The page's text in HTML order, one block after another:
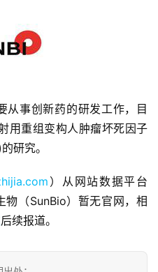
从事创新药的研发工作，目
用重组变构人肿瘤坏死因子
研究。
）从网站数据平台
物（SunBio）暂无官网，相
后续报道。